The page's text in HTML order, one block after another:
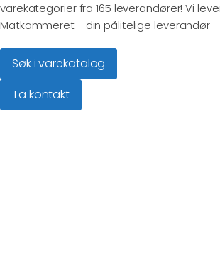
varekategorier fra 165 leverandører! Vi
Matkammeret - din pålitelige leverandør -
Søk i varekatalog
Ta kontakt